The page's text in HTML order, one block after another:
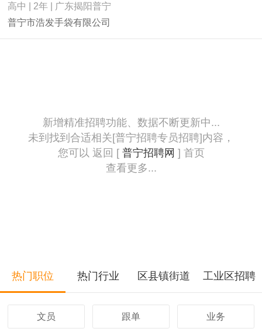
高中 | 2年 | 广东揭阳普宁
普宁市浩发手袋有限公司
新增精准招聘功能、数据不断更新中...
未到找到合适相关[普宁招聘专员招聘]内容，
您可以 返回 [ 普宁招聘网 ] 首页
查看更多...
热门职位 热门行业 区县镇街道 工业区招聘
文员 跟单 业务